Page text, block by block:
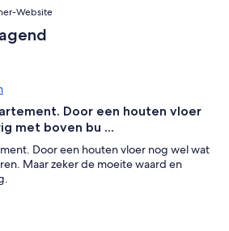
Website
Door een houten vloer
met boven bu ...
Door een houten vloer nog wel wat
Maar zeker de moeite waard en